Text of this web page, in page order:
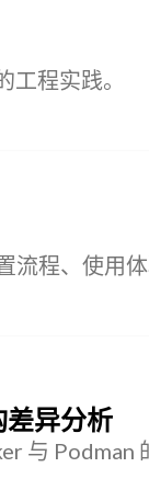
程实践。
程、使用体
差异分析
与 Podman